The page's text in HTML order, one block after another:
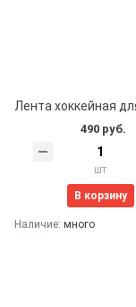
490 руб.
шт
В корзину
Наличие: много